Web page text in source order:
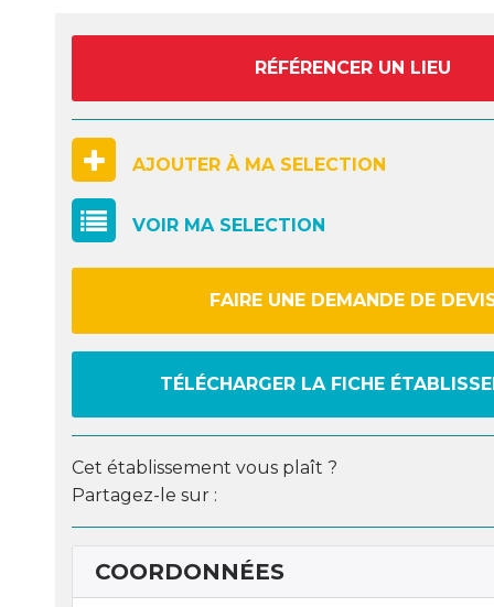
RÉFÉRENCER UN LIEU
AJOUTER À MA SELECTION
VOIR MA SELECTION
FAIRE UNE DEMANDE DE
TÉLÉCHARGER LA FICHE
Cet établissement vous plaît ?
Partagez-le sur :
COORDONNÉES